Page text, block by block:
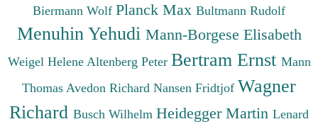
Biermann Wolf Planck Max Bultmann Rudolf
Menuhin Yehudi Mann-Borgese Elisabeth
Weigel Helene Altenberg Peter Bertram Ernst Mann
Thomas Avedon Richard Nansen Fridtjof Wagner
Richard Busch Wilhelm Heidegger Martin Lenard